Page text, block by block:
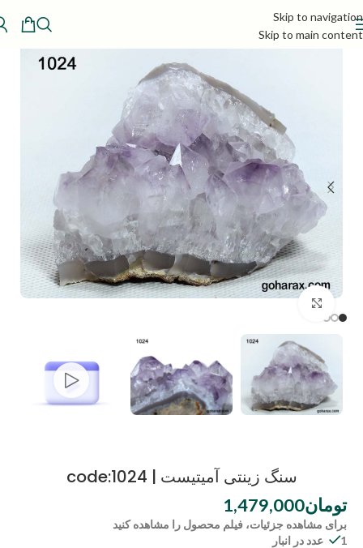
Skip to navigation
Skip to main content
سنگ زینتی آمیتیست | code:1024
تومان1,479,000
برای مشاهده جزئیات، فیلم محصول را مشاهده کنید
1 عدد در انبار